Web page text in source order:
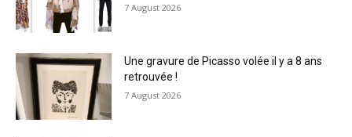
7 August 2026
Une gravure de Picasso volée il y a 8 ans
retrouvée !
7 August 2026